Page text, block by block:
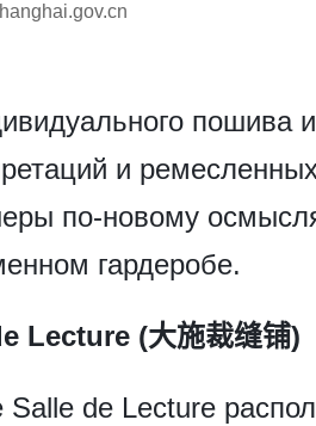
пошива
и
по-новому
гардеробе.
Lecture (大施裁缝铺)
Salle de Lecture